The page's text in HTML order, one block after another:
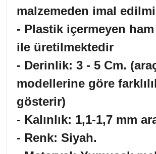
malzemeden imal
- Plastik içermeyen
ile üretilmektedir
- Derinlik: 3 - 5 Cm.
modellerine göre
gösterir)
- Kalınlık: 1,1-1,7 mm
- Renk: Siyah.